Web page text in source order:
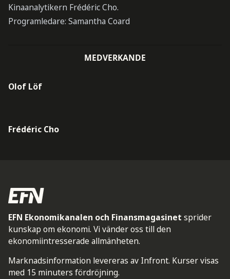
Kinaanalytikern Frédéric Cho.
Programledare: Samantha Coard
MEDVERKANDE
Olof Löf
Frédéric Cho
EFN Ekonomikanalen och Finansmagasinet sprider
kunskap om ekonomi. Vi vänder oss till den
ekonomiintresserade allmänheten.
Marknadsinformation levereras av Infront. Kurser visas
med 15 minuters fördröjning.